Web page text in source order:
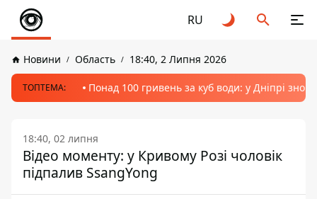
RU
Новини Область 18:40, 2 Липня 2026
ТОПТЕМА: Понад 100 гривень за куб води: у Дніпрі
18:40, 02 липня
Відео моменту: у Кривому Розі чоловік
підпалив SsangYong